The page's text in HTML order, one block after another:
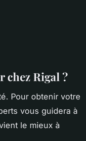
chez Rigal ?
Pour obtenir votre
vous guidera à
le mieux à